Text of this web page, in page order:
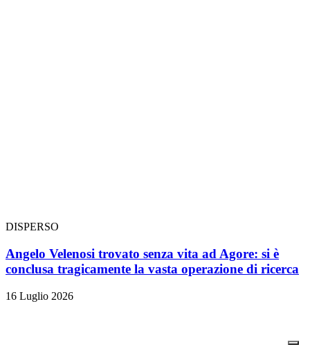
DISPERSO
Angelo Velenosi trovato senza vita ad Agore: si è
conclusa tragicamente la vasta operazione di ricerca
16 Luglio 2026